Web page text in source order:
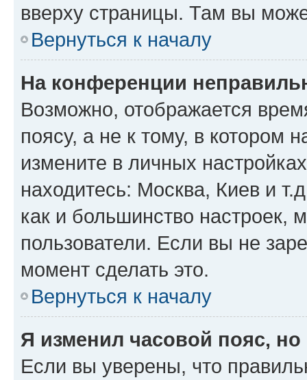
вверху страницы. Там вы
Вернуться к началу
На конференции
Возможно, отображается
поясу, а не к тому, в котором
измените в личных
находитесь: Москва, Киев и
как и большинство настроек,
пользователи. Если вы не
момент сделать это.
Вернуться к началу
Я изменил часовой пояс,
Если вы уверены, что